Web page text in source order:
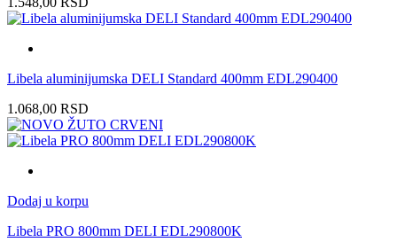
Libela aluminijumska DELI Standard 400mm EDL290400
1.068,00 RSD
Dodaj u korpu
Libela PRO 800mm DELI EDL290800K